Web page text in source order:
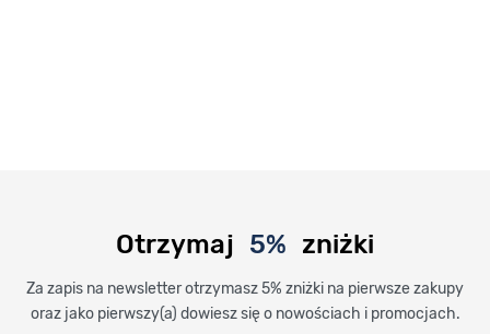
Otrzymaj 5% zniżki
Za zapis na newsletter otrzymasz 5% zniżki na pierwsze zakupy
oraz jako pierwszy(a) dowiesz się o nowościach i promocjach.